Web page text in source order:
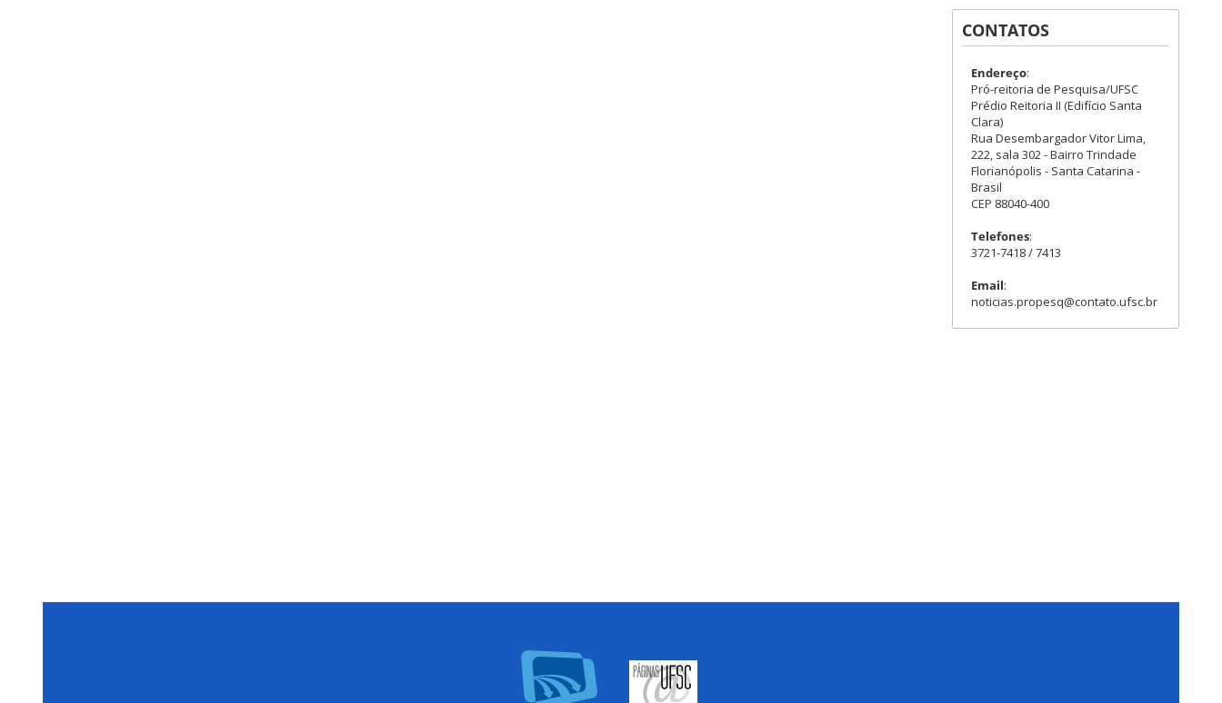
CONTATOS
Endereço:
Pró-reitoria de Pesquisa/UFSC
Prédio Reitoria II (Edifício Santa
Clara)
Rua Desembargador Vitor Lima,
222, sala 302 - Bairro Trindade
Florianópolis - Santa Catarina -
Brasil
CEP 88040-400
Telefones:
3721-7418 / 7413
Email:
noticias.propesq@contato.ufsc.br